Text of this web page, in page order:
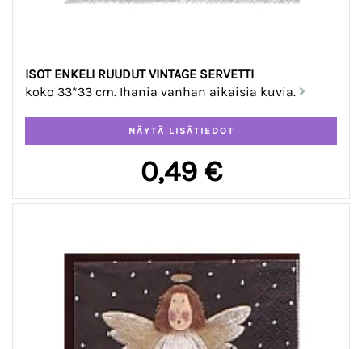
ISOT ENKELI RUUDUT VINTAGE SERVETTI
koko 33*33 cm. Ihania vanhan aikaisia kuvia.
0,49 €